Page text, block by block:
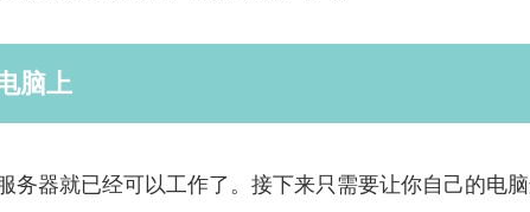
脑上
务器就已经可以工作了。接下来只需要让你自己的电脑